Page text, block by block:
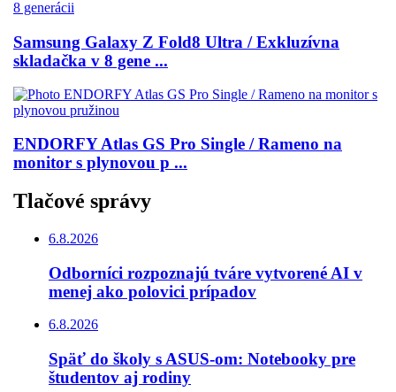
Samsung Galaxy Z Fold8 Ultra / Exkluzívna
skladačka v 8 gene ...
ENDORFY Atlas GS Pro Single / Rameno na
monitor s plynovou p ...
Tlačové správy
6.8.2026
Odborníci rozpoznajú tváre vytvorené AI v
menej ako polovici prípadov
6.8.2026
Späť do školy s ASUS-om: Notebooky pre
študentov aj rodiny